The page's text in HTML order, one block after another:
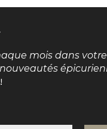
mois dans
!